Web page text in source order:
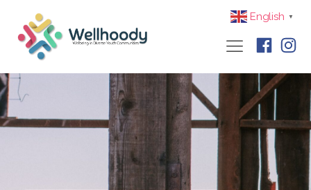
English ▼